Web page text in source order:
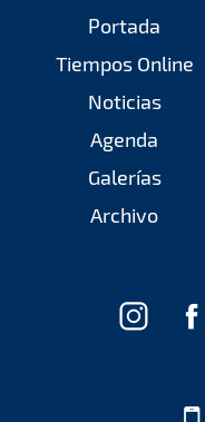
Portada
Tiempos Online
Noticias
Agenda
Galerías
Archivo